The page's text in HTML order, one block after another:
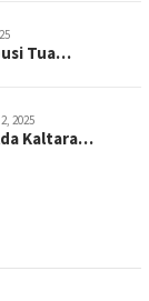
Tua…
2025
Kaltara…